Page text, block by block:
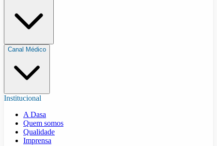
Canal Médico
Institucional
A Dasa
Quem somos
Qualidade
Imprensa